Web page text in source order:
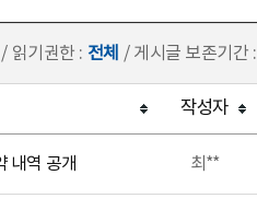
읽기권한 : 전체 / 게시글 보존기간 :
작성자
내역 공개 최**